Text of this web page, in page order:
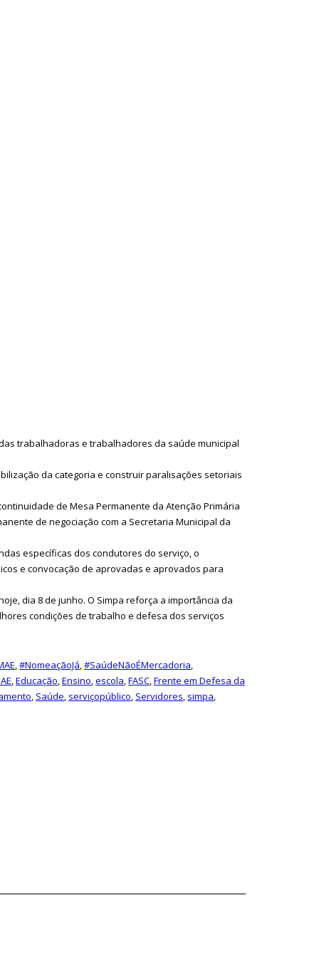
trabalhadoras e trabalhadores da saúde municipal
da categoria e construir paralisações setoriais
de Mesa Permanente da Atenção Primária
de negociação com a Secretaria Municipal da
específicas dos condutores do serviço, o
e convocação de aprovadas e aprovados para
dia 8 de junho. O Simpa reforça a importância da
condições de trabalho e defesa dos serviços
,#NomeaçãoJá,#SaúdeNãoÉMercadoria,
,Educação,Ensino,escola,FASC,Frente em Defesa da
, Saúde, serviçopúblico, Servidores, simpa,